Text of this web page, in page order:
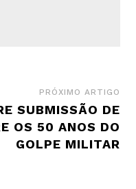
PRÓXIMO ARTIGO
SUBMISSÃO DE
OS 50 ANOS DO
GOLPE MILITAR